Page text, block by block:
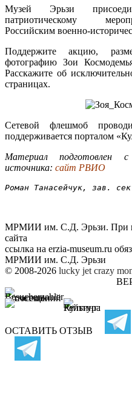
Музей Эрьзи
патриотическому
Российским военно-
Поддержите акцию,
фотографию Зои
Расскажите об
страницах.
Сетевой флешмоб
поддерживается порталом
Материал подготовлен с
источника: сайт РВИО
Роман Танасейчук, зав.
МРМИИ им. С.Д. Эрьзи. При
сайта
ссылка на erzia-museum.ru
МРМИИ им. С.Д. Эрьзи
© 2008-2026 lucky jet crazy
ОСТАВИТЬ ОТЗЫВ